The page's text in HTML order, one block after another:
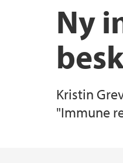
Ny
Kristin
"Immune